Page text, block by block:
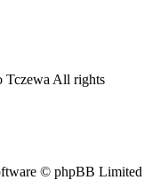
Tczewa All rights
© phpBB Limited